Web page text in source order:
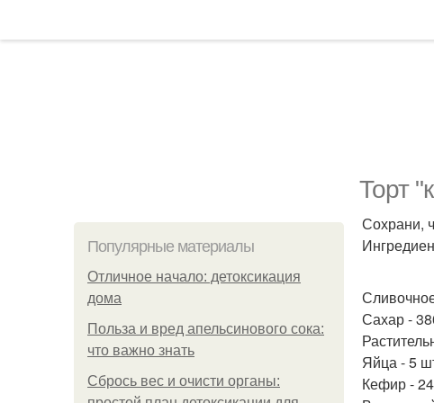
Торт
Популярные материалы
Отличное начало: детоксикация
дома
Польза и вред апельсинового сока:
что важно знать
Сбрось вес и очисти органы:
Сохрани,
Сахар -
Яйца - 5
Кефир -